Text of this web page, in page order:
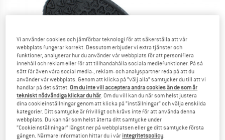
Vi använder cookies och jämförbar teknologi för att säkerställa att vår
webbplats fungerar korrekt. Dessutom erbjuder vi extra tjänster och
funktioner, analyserar hur du använder vår webbplats för att personifiera
innehåll och reklam eller för att tillhandahålla sociala mediefunktioner. På så
sätt får även våra social media-, reklam- och analyspartner reda på att du
använder vår webbplats. Genom att klicka på ”välj alla” samtycker du till att vi
handlar på det sättet. Om du inte vill acceptera andra cookies än de som är
tekniskt nödvändiga klickar du här. Om du vill kan du när som helst justera
dina cookieinställningar genom att klicka på ”inställningar” och välja enskilda
kategorier. Ditt samtycke är frivilligt och krävs inte för att använda denna
webbplats. Du kan när som helst återta ditt samtycke under
”Cookieinställningar” längst ner på webbplatsen eller ge ditt samtycke första
gången. Närmare information hittar du i vår integritetspolicy.